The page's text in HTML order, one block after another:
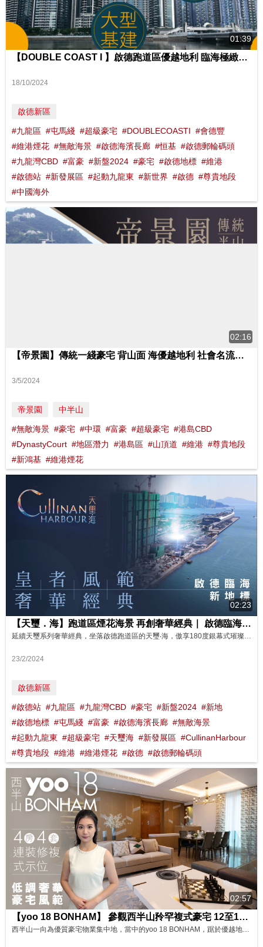
01:39
【DOUBLE COAST I 】啟德跑道區優越地利 臨海極緻景觀 綠色活力潛力社區 影片來源 : FINANCE 730
18/10/2024
啟德新區
#九龍區 #屯馬綫 #超級豪宅 #DOUBLECOASTI #會德豐
#維港煙花 #無敵海景 #啟德海濱長廊 #恒基 #啟德郵輪碼頭
#九龍灣CBD #富豪 #新盤2024 #豪宅 #啟德地標 #維港
#啟德站 #新發展區 #起動九龍東 #新世界 #啟德 #尊貴地段
#中國海外
02:16
【帝景園】傳統一綫豪宅 背山面 海優越地利 社會名流核心圈 # DynastyCourt 影片來源 : FINANCE 730
3/5/2024
帝景園 中半山
#無敵海景 #豪宅 #中環 #富豪 #超級豪宅 #港島CBD
#DynastyCourt #地區潛力 #港島區 #山頂道 #維港 #尊貴地段
#新鴻基 #維港煙花
02:23
【天璽．海】跑道區煙花海景 再創奢華經典｜ 啟德臨海段豪宅 影片來源 : FINANCE 730
延續天璽系列奢華經典，坐落啟德跑道區的天璽‧海，傲享180度銀幕式璀璨維港海景，盡顯地王價值。 天璽‧海第1期提供256伙，間隔涵蓋2至4房，主打4房大單位，另設特色單位。項目地段優越，前臨180度銀幕式璀璨維港海景，盡見地王氣派。 配合政府的「起動九龍東」發展計劃，啟德將成為新興商貿區，大型基建陸續進駐，為居民打造更完善社區。
23/2/2024
啟德新區
#啟德站 #九龍區 #九龍灣CBD #豪宅 #新盤2024 #新地
#啟德地標 #屯馬綫 #富豪 #啟德海濱長廊 #無敵海景
#起動九龍東 #超級豪宅 #天璽海 #新發展區 #CullinanHarbour
#尊貴地段 #維港 #維港煙花 #啟德 #啟德郵輪碼頭
02:57
【yoo 18 BONHAM】 參觀西半山矝罕複式豪宅 12至15樓時尚氣派連裝修單位 ｜顯赫優越地段